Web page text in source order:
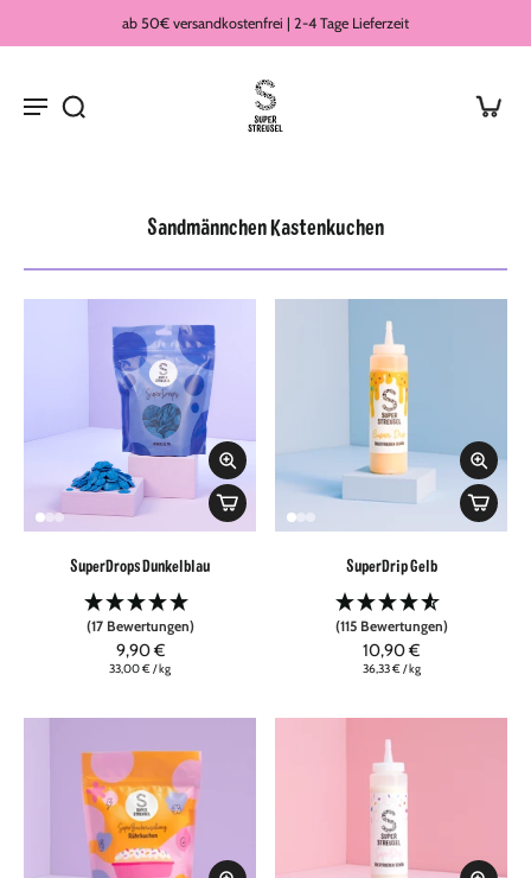
ab 50€ versandkostenfrei | 2-4 Tage Lieferzeit
Sandmännchen Kastenkuchen
SuperDrops Dunkelblau
(17 Bewertungen)
9,90 €
33,00 €/kg
SuperDrip Gelb
(115 Bewertungen)
10,90 €
36,33 €/kg